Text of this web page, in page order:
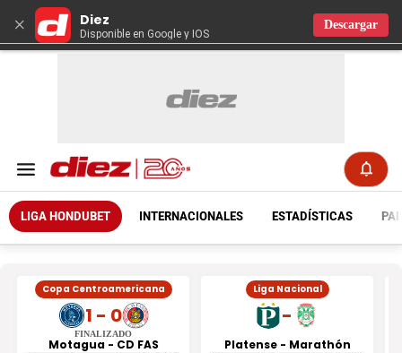
× Diez
Disponible en Google y IOS
Descargar
LIGA HONDUBET INTERNACIONALES ESTADÍSTICAS
Copa Centroamericana
1 - 0
FINALIZADO
Motagua - CD FAS
Liga Nacional
-
Platense - Marathón